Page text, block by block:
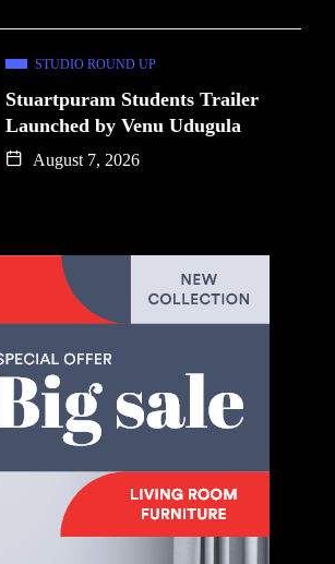
STUDIO ROUND UP
Stuartpuram Students Trailer
Launched by Venu Udugula
August 7, 2026